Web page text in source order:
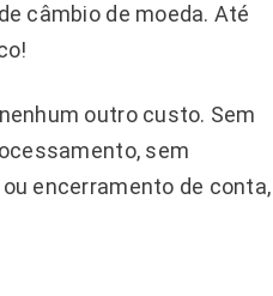
câmbio de moeda. Até
outro custo. Sem
sem
encerramento de conta,